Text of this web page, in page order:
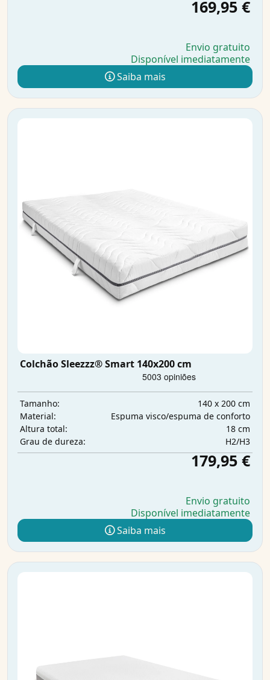
169,95 €
Envio gratuito
Disponível imediatamente
Saiba mais
Colchão Sleezzz® Smart 140x200 cm
Tamanho:
140 x 200 cm
Material:
Espuma visco/espuma de conforto
Altura total:
18 cm
Grau de dureza:
H2/H3
179,95 €
Envio gratuito
Disponível imediatamente
Saiba mais